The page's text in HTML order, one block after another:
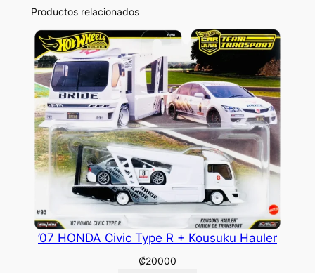
Productos relacionados
’07 HONDA Civic Type R + Kousuku Hauler
₡20000